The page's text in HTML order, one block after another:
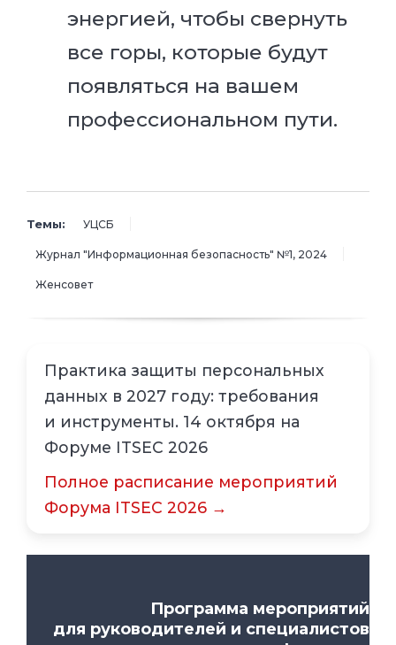
энергией, чтобы свернуть
все горы, которые будут
появляться на вашем
профессиональном пути.
Темы: УЦСБ
Журнал "Информационная безопасность" №1, 2024
Женсовет
Практика защиты персональных
данных в 2027 году: требования
и инструменты. 14 октября на
Форуме ITSEC 2026
Полное расписание мероприятий
Форума ITSEC 2026 →
Программа мероприятий
для руководителей и специалистов